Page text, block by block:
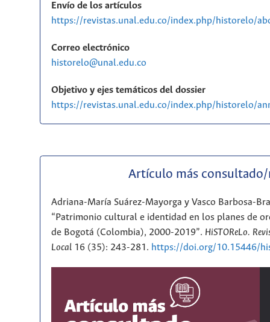
Envío de los artículos
https://revistas.unal.edu.co/index.php/historelo/
Correo electrónico
historelo@unal.edu.co
Objetivo y ejes temáticos del dossier
https://revistas.unal.edu.co/index.php/historelo/
Artículo más consultado/
Adriana-María Suárez-Mayorga y Vasco Barbosa-
“Patrimonio cultural e identidad en los planes de
de Bogotá (Colombia), 2000-2019”. HiSTOReLo.
Local16 (35): 243-281. https://doi.org/10.15446/